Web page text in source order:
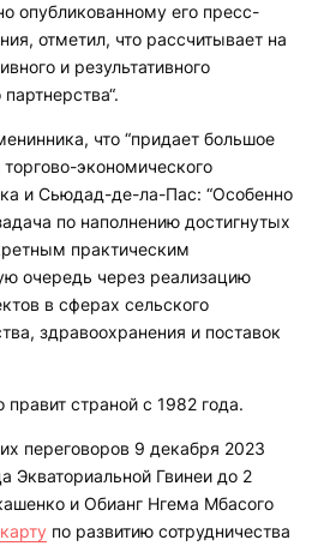
опубликованному его пресс-
отметил, что рассчитывает на
и результативного
что “придает большое
экономического
и Сьюдад-де-ла-Пас: “Особенно
по наполнению достигнутых
практическим
очередь через реализацию
в сферах сельского
здравоохранения и поставок
страной с 1982 года.
переговоров 9 декабря 2023
Экваториальной Гвинеи до 2
и Обианг Нгема Мбасого
по развитию сотрудничества